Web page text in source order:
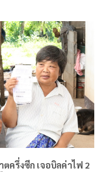
ครึ่งซีก เจอบิลค่าไฟ 2